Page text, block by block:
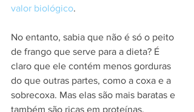
valor biológico.
No entanto, sabia que não é só o peito
de frango que serve para a dieta? É
claro que ele contém menos gorduras
do que outras partes, como a coxa e a
sobrecoxa. Mas elas são mais baratas e
também são ricas em proteínas.